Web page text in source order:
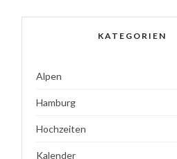
KATEGORIEN
Alpen
Hamburg
Hochzeiten
Kalender